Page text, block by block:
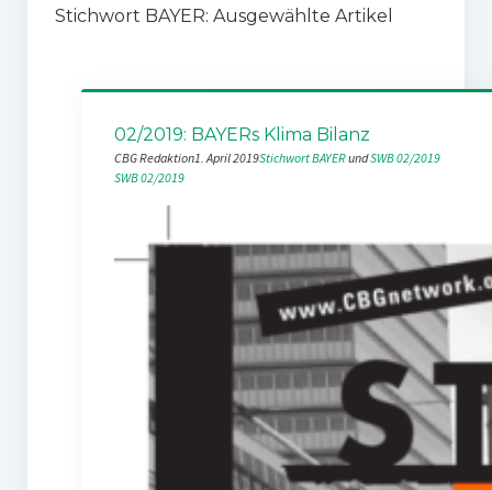
Stichwort BAYER: Ausgewählte Artikel
02/2019: BAYERs Klima Bilanz
CBG Redaktion1. April 2019Stichwort BAYER und SWB 02/2019
SWB 02/2019